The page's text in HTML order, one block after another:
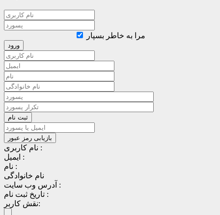
مرا به خاطر بسپار
نام کاربری :
ایمیل :
نام :
نام خانوادگی
آدرس وب سایت :
تاریخ ثبت نام :
نقش کاربر: